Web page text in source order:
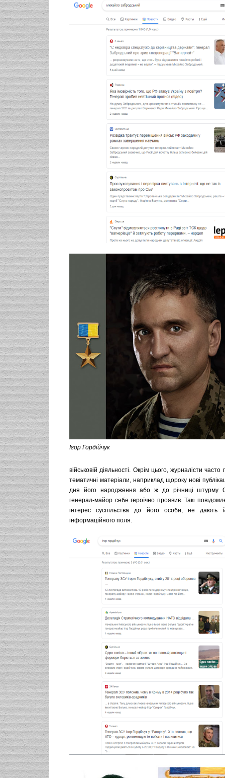
Ігор Гордійчук
військовій діяльності. Окрім цього, журналісти
тематичні матеріали, наприклад щороку нові
дня його народження або ж до річниці штурму
генерал-майор себе героїчно проявив. Такі
інтерес суспільства до його особи, не дають
інформаційного поля.